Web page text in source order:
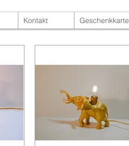
Kontakt Geschenkkarte